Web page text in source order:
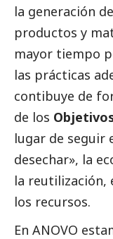
la generación
productos y
mayor tiempo
las prácticas
contibuye de
de los
lugar de seguir
desechar», la
la reutilización,
los recursos.
En ANOVO